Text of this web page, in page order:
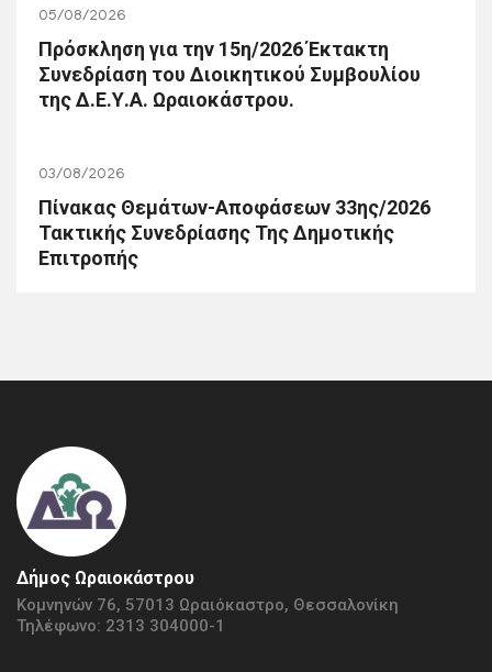
05/08/2026
Πρόσκληση για την 15η/2026 Έκτακτη
Συνεδρίαση του Διοικητικού Συμβουλίου
της Δ.Ε.Υ.Α. Ωραιοκάστρου.
03/08/2026
Πίνακας Θεμάτων-Αποφάσεων 33ης/2026
Τακτικής Συνεδρίασης Της Δημοτικής
Επιτροπής
Δήμος Ωραιοκάστρου
Κομνηνών 76, 57013 Ωραιόκαστρο, Θεσσαλονίκη
Τηλέφωνο: 2313 304000-1